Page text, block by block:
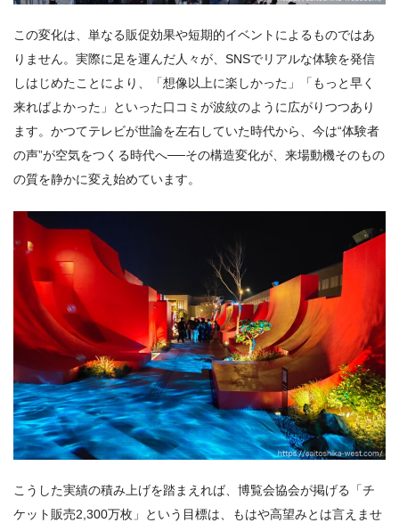
この変化は、単なる販促効果や短期的イベントによるものではあ
りません。実際に足を運んだ人々が、SNSでリアルな体験を発信
しはじめたことにより、「想像以上に楽しかった」「もっと早く
来ればよかった」といった口コミが波紋のように広がりつつあり
ます。かつてテレビが世論を左右していた時代から、今は“体験者
の声”が空気をつくる時代へ──その構造変化が、来場動機そのもの
の質を静かに変え始めています。
こうした実績の積み上げを踏まえれば、博覧会協会が掲げる「チ
ケット販売2,300万枚」という目標は、もはや高望みとは言えませ